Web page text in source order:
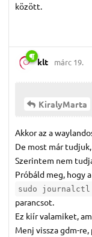
között.
klt márc 19.
KiralyMarta
Akkor az a
De most már
Szerintem nem
Próbáld meg, hogy
sudo
parancsot.
Ez kiír valamiket,
Menj vissza gdm-